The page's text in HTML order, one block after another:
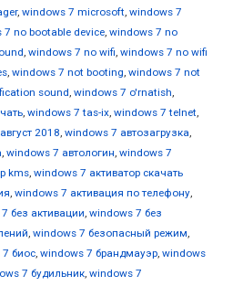
, windows 7 microsoft, windows 7
7 no bootable device, windows 7 no
, windows 7 no wifi, windows 7 no wifi
, windows 7 not booting, windows 7 not
sound, windows 7 o'rnatish,
, windows 7 tas-ix, windows 7 telnet,
2018, windows 7 автозагрузка,
, windows 7 автологин, windows 7
kms, windows 7 активатор скачать
, windows 7 активация по телефону,
без активации, windows 7 без
, windows 7 безопасный режим,
биос, windows 7 брандмауэр, windows
7 будильник, windows 7